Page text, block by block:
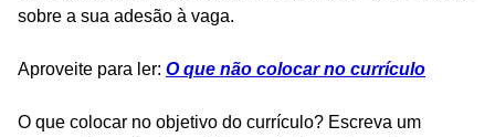
sobre a sua adesão à vaga.
Aproveite para ler: O que não colocar no currículo
O que colocar no objetivo do currículo? Escreva um